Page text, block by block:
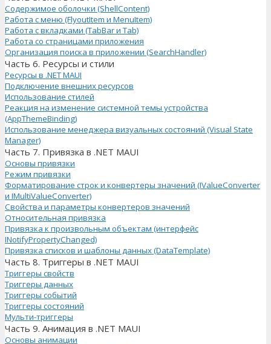
Содержимое оболочки (ShellContent)
Работа с меню (FlyoutItem и MenuItem)
Работа с вкладками (TabBar и Tab)
Работа со страницами приложения
Организация поиска в приложении (SearchHandler)
Часть 6. Ресурсы и стили
Ресурсы в .NET MAUI
Подключение внешних ресурсов
Использование стилей
Реакция на изменение системной темы устройства
(AppThemeBinding)
Использование менеджера визуальных состояний (Visual State
Manager)
Часть 7. Привязка в .NET MAUI
Основы привязки
Режим привязки
Форматирование строк и конвертеры значений (IValueConverter
и IMultiValueConverter)
Свойства и параметры конвертеров значений
Относительная привязка
Привязка к произвольным объектам (интерфейс
INotifyPropertyChanged)
Привязка списков и шаблоны данных (DataTemplate)
Часть 8. Триггеры в .NET MAUI
Триггеры свойств
Триггеры данных
Триггеры событий
Триггеры состояний
Мульти-триггеры
Часть 9. Анимация в .NET MAUI
Основы анимации